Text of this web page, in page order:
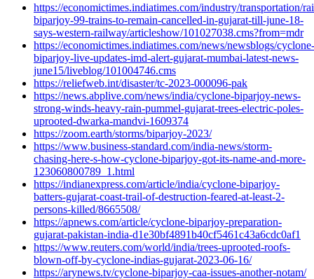
https://economictimes.indiatimes.com/industry/transportation/
biparjoy-99-trains-to-remain-cancelled-in-gujarat-till-june-18-
says-western-railway/articleshow/101027038.cms?from=mdr
https://economictimes.indiatimes.com/news/newsblogs/cyclone-
biparjoy-live-updates-imd-alert-gujarat-mumbai-latest-news-
june15/liveblog/101004746.cms
https://reliefweb.int/disaster/tc-2023-000096-pak
https://news.abplive.com/news/india/cyclone-biparjoy-news-
strong-winds-heavy-rain-pummel-gujarat-trees-electric-poles-
uprooted-dwarka-mandvi-1609374
https://zoom.earth/storms/biparjoy-2023/
https://www.business-standard.com/india-news/storm-
chasing-here-s-how-cyclone-biparjoy-got-its-name-and-more-
123060800789_1.html
https://indianexpress.com/article/india/cyclone-biparjoy-
batters-gujarat-coast-trail-of-destruction-feared-at-least-2-
persons-killed/8665508/
https://apnews.com/article/cyclone-biparjoy-preparation-
gujarat-pakistan-india-d1e30bf4891b40cf5461c43a6cdc0af1
https://www.reuters.com/world/india/trees-uprooted-roofs-
blown-off-by-cyclone-indias-gujarat-2023-06-16/
https://arynews.tv/cyclone-biparjoy-caa-issues-another-notam/